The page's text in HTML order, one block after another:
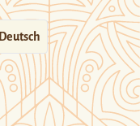
Deutsch